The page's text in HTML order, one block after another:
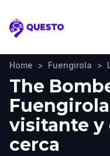
Questo
Home > Fuengirola >
The
visitante y
cerca